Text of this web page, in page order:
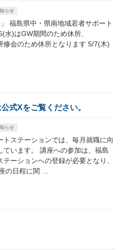
らせ
福島県中・県南地域若者サポート
)はGW期間のため休所、
会のため休所となります 5/7(木)
式Xをご覧ください。
らせ
ステーションでは、毎月就職に向
ています。 講座への参加は、福島
ーションへの登録が必要となり、
の日程に関 …